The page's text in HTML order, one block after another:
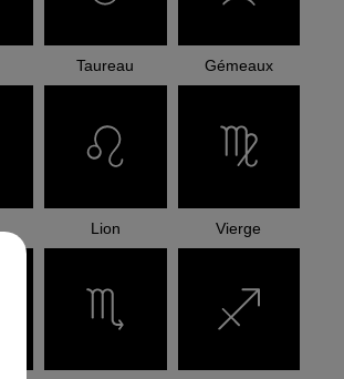
Taureau Gémeaux
Lion Vierge